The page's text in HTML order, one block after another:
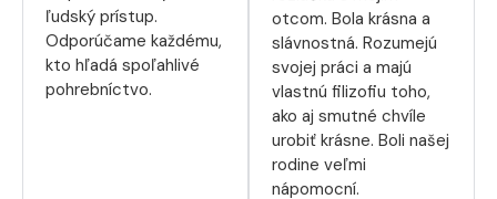
ľudský prístup.
Odporúčame každému,
kto hľadá spoľahlivé
pohrebníctvo.
otcom. Bola krásna a
slávnostná. Rozumejú
svojej práci a majú
vlastnú filizofiu toho,
ako aj smutné chvíle
urobiť krásne. Boli našej
rodine veľmi
nápomocní.